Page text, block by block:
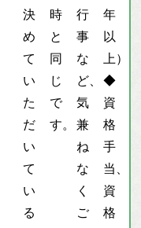
決
め
て
い
た
だ
い
て
い
る
時
と
同
じ
で
す。
行
事
な
ど、
気
兼
ね
な
く
ご
年
以
上）
◆
資
格
手
当、
資
格